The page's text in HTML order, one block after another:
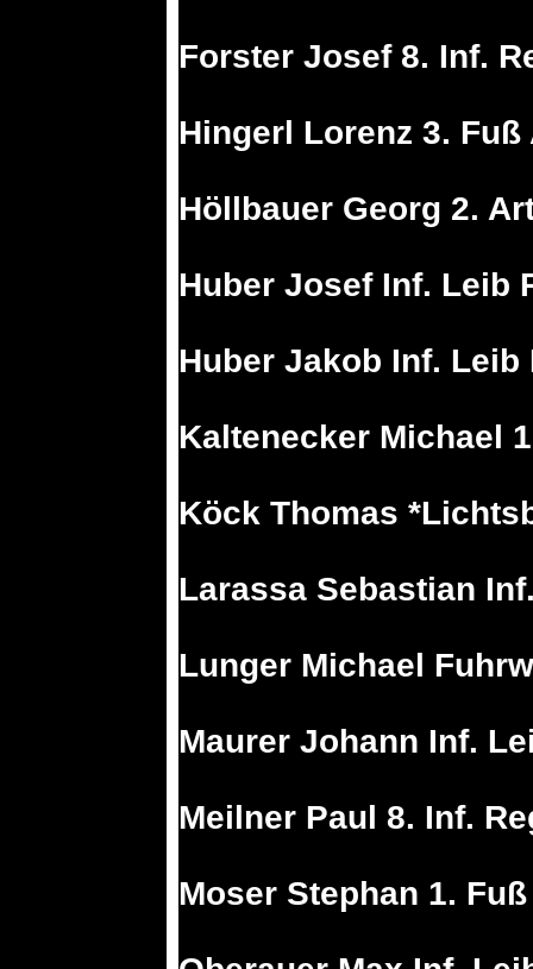
Forster Josef 8. Inf.
Hingerl Lorenz 3. Fuß
Höllbauer Georg 2.
Huber Josef Inf. Leib
Huber Jakob Inf. Leib
Kaltenecker Michael
Köck Thomas
Larassa Sebastian
Lunger Michael
Maurer Johann Inf.
Meilner Paul 8. Inf.
Moser Stephan 1.